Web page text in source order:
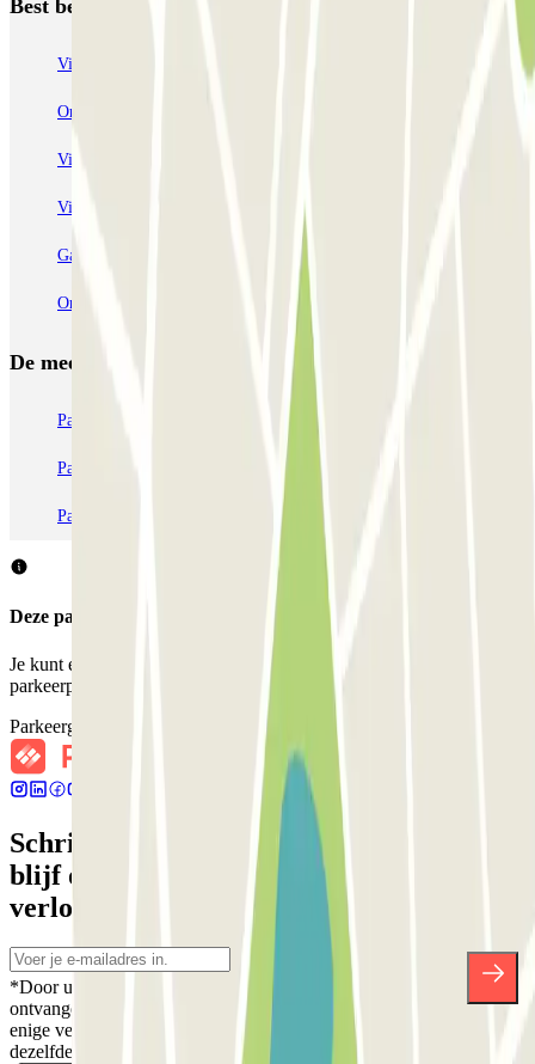
Best beoordeelde parkeergarages in Palermo
Via Antonio Veneziano - Castello della Zisa
Orange Parking - Airport Shuttle - Aeroporto di Palermo
Via Agrigento - Villa Trabia
Via Mario Rapisardi - Stazione Notarbartolo
Garage Roma Garage Gravina
Orange Airport Parking - Car Valet - Aeroporto di Palermo
De meest geboekte
Parkeren in Parijs Parkeren in Venetië
Parkeren in Station Venetië Mestre Parkeren in Rome
Parkeren in Milaan Parkeren in Verona
Deze parkeergarage accepteert geen reserveringen via Parclick.
Je kunt echter reserveren bij een van de nabijgelegen
parkeerplaatsen die we voorstellen.
Parkeergarages bij mij in de buurt
Schrijf je in voor onze nieuwsbrief en
blijf op de hoogte van kortingen,
verlotingen en vele andere verrassingen.
*Door u in te schrijven aanvaardt u ons Privacybeleid voor het
ontvangen van commerciële communicatie van Parclick. Zonder
enige verplichting kunt u zich uitschrijven wanneer u maar wilt in
dezelfde nieuwsbrief.